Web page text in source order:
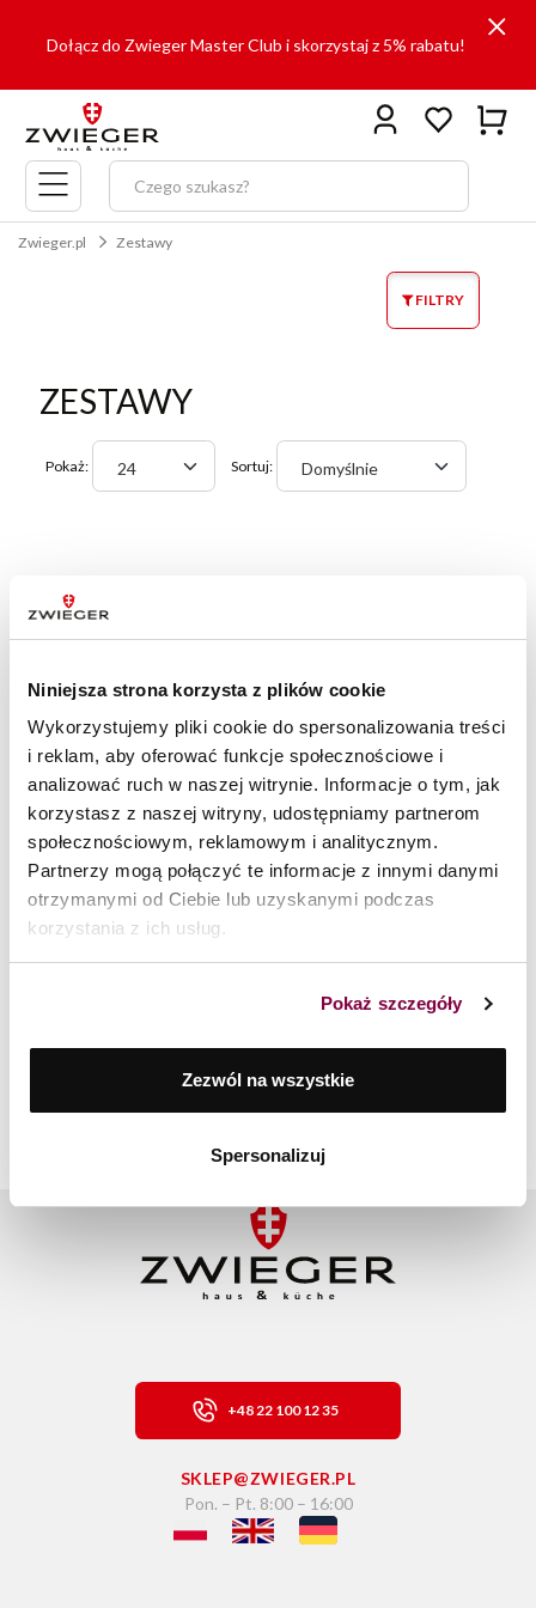
Niniejsza strona korzysta z plików cookie
Wykorzystujemy pliki cookie do spersonalizowania treści
i reklam, aby oferować funkcje społecznościowe i
analizować ruch w naszej witrynie. Informacje o tym, jak
korzystasz z naszej witryny, udostępniamy partnerom
społecznościowym, reklamowym i analitycznym.
Partnerzy mogą połączyć te informacje z innymi danymi
otrzymanymi od Ciebie lub uzyskanymi podczas
korzystania z ich usług.
Pokaż szczegóły
Zezwól na wszystkie
Spersonalizuj
Dołącz do Zwieger Master Club i skorzystaj z 5% rabatu!
Menu
główne
Zwieger.pl Zestawy
FILTRY
ZESTAWY
Pokaż: 24 Sortuj: Domyślnie
Oznaczenia na garnkach – o czym informują?
CZYTAJ WIĘCEJ >
+48 22 100 12 35
SKLEP@ZWIEGER.PL
Pon. – Pt. 8:00 – 16:00